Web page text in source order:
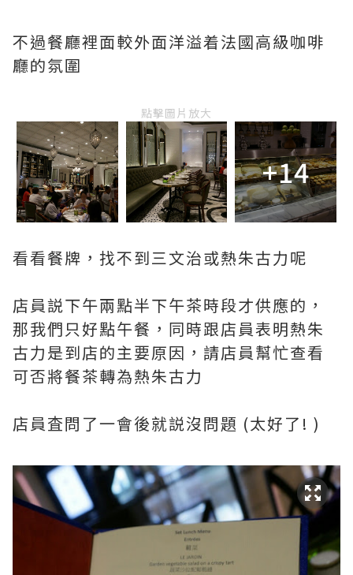
不過餐廳裡面較外面洋溢着法國高級咖啡
廳的氛圍
點擊圖片放大
+14
看看餐牌，找不到三文治或熱朱古力呢
店員説下午兩點半下午茶時段才供應的，
那我們只好點午餐，同時跟店員表明熱朱
古力是到店的主要原因，請店員幫忙查看
可否將餐茶轉為熱朱古力
店員査問了一會後就説沒問題 (太好了! )